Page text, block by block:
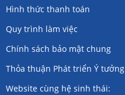
Hình thức thanh toán
Quy trình làm việc
Chính sách bảo mật chung
Thỏa thuận Phát triển Ý tưởng
Website cùng hệ sinh thái: